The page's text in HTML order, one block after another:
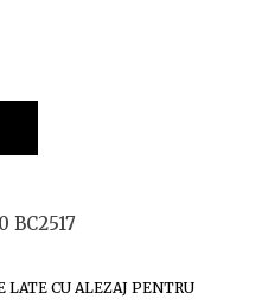
BC2517
LATE CU ALEZAJ PENTRU